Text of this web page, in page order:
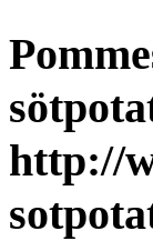
http://